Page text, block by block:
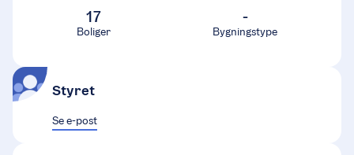
17
Boliger
-
Bygningstype
Styret
Se e-post